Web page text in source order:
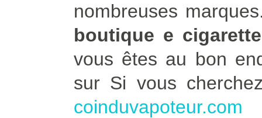
nombreuses
boutique e
vous êtes au bon
sur Si vous
coinduvapoteur.com